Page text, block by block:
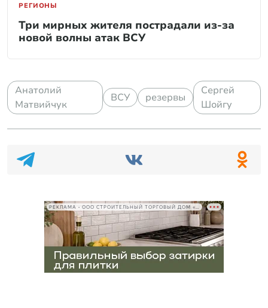
РЕГИОНЫ
Три мирных жителя пострадали из-за
новой волны атак ВСУ
Анатолий
Матвийчук
ВСУ резервы
Сергей
Шойгу
РЕКЛАМА • ООО СТРОИТЕЛЬНЫЙ ТОРГОВЫЙ ДОМ «ПЕТРОВИЧ», ИНН 7802348846